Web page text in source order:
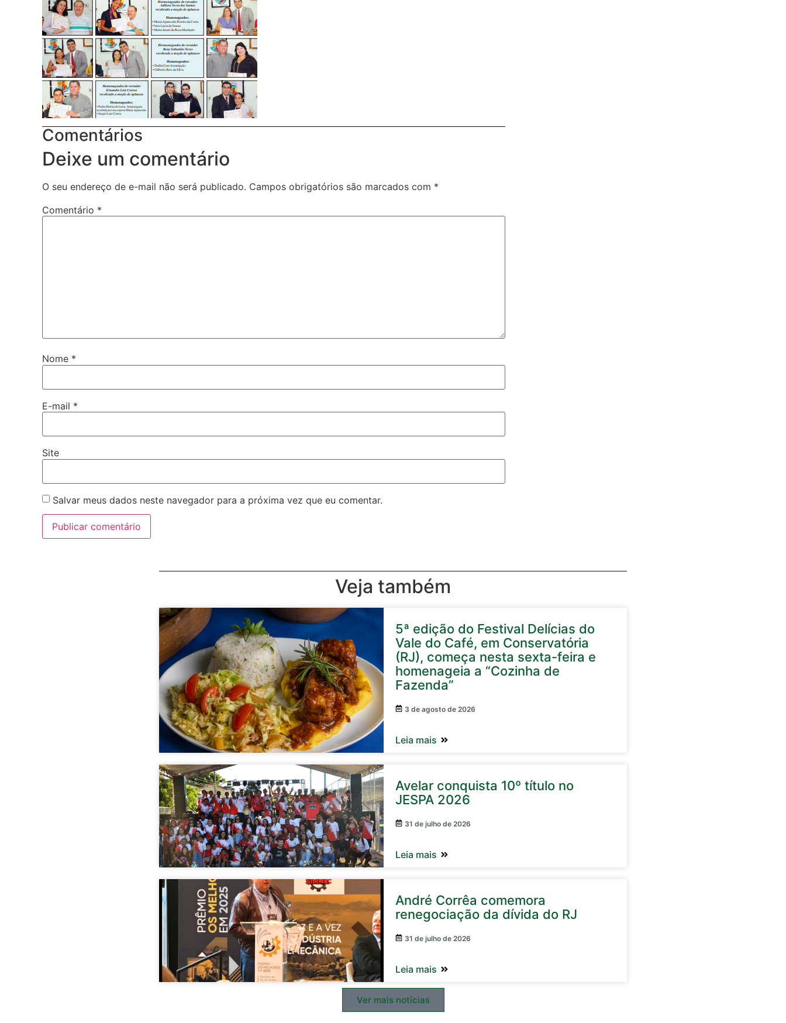
Comentários
Deixe um comentário
O seu endereço de e-mail não será publicado. Campos obrigatórios são marcados com *
Comentário *
Nome *
E-mail *
Site
Salvar meus dados neste navegador para a próxima vez que eu comentar.
Veja também
5ª edição do Festival Delícias do
Vale do Café, em Conservatória
(RJ), começa nesta sexta-feira e
homenageia a “Cozinha de
Fazenda”
3 de agosto de 2026
Leia mais
Avelar conquista 10º título no
JESPA 2026
31 de julho de 2026
Leia mais
André Corrêa comemora
renegociação da dívida do RJ
31 de julho de 2026
Leia mais
Ver mais notícias